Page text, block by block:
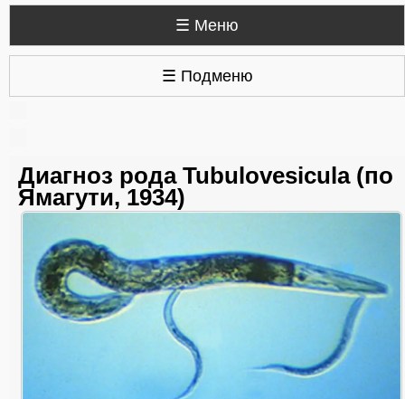
☰ Меню
☰ Подменю
Диагноз рода Tubulovesicula (по
Ямагути, 1934)